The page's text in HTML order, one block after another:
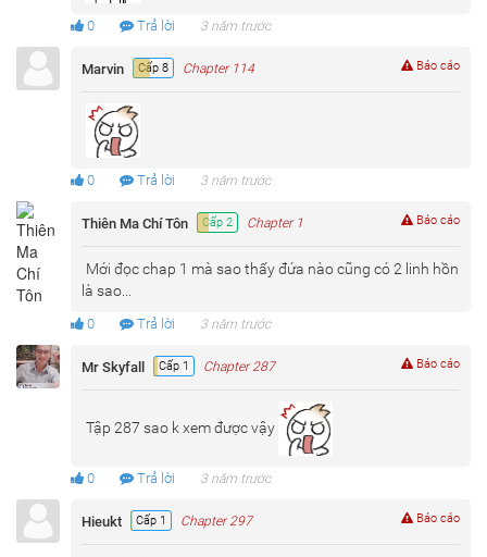
0 Trả lời 3 năm trước
Marvin Cấp 8 Chapter 114
0 Trả lời 3 năm trước
Báo cáo
Thiên Ma Chí Tôn Cấp 2 Chapter 1
Mới đọc chap 1 mà sao thấy đứa nào cũng có 2 linh hồn
là sao...
0 Trả lời 3 năm trước
Báo cáo
Mr Skyfall Cấp 1 Chapter 287
Tập 287 sao k xem được vậy
0 Trả lời 3 năm trước
Báo cáo
Hieukt Cấp 1 Chapter 297 Báo cáo